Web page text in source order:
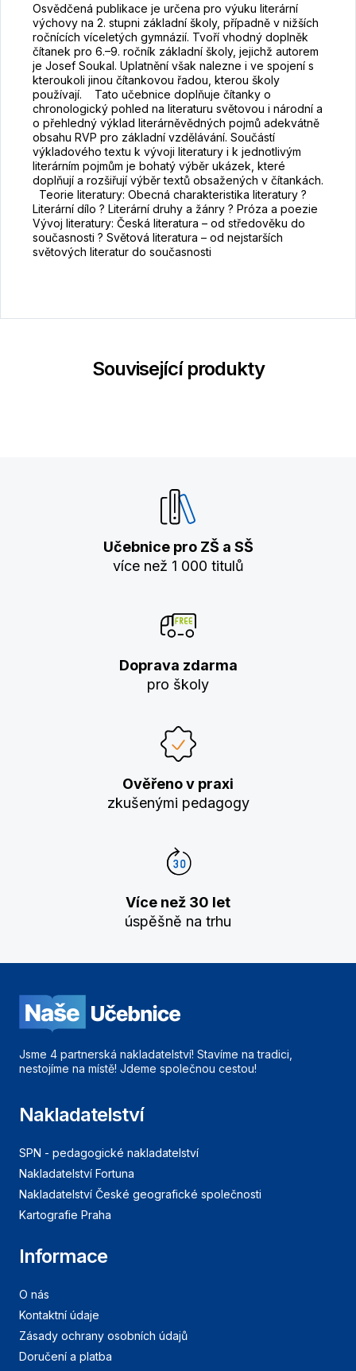
Osvědčená publikace je určena pro výuku literární
výchovy na 2. stupni základní školy, případně v nižších
ročnících víceletých gymnázií. Tvoří vhodný doplněk
čítanek pro 6.–9. ročník základní školy, jejichž autorem
je Josef Soukal. Uplatnění však nalezne i ve spojení s
kteroukoli jinou čítankovou řadou, kterou školy
používají. Tato učebnice doplňuje čítanky o
chronologický pohled na literaturu světovou i národní a
o přehledný výklad literárněvědných pojmů adekvátně
obsahu RVP pro základní vzdělávání. Součástí
výkladového textu k vývoji literatury i k jednotlivým
literárním pojmům je bohatý výběr ukázek, které
doplňují a rozšiřují výběr textů obsažených v čítankách.
Teorie literatury: Obecná charakteristika literatury ?
Literární dílo ? Literární druhy a žánry ? Próza a poezie
Vývoj literatury: Česká literatura – od středověku do
současnosti ? Světová literatura – od nejstarších
světových literatur do současnosti
Související produkty
Učebnice pro ZŠ a SŠ
více než 1 000 titulů
Doprava zdarma
pro školy
Ověřeno v praxi
zkušenými pedagogy
Více než 30 let
úspěšně na trhu
Jsme 4 partnerská nakladatelství! Stavíme na tradici,
nestojíme na místě! Jdeme společnou cestou!
Nakladatelství
SPN - pedagogické nakladatelství
Nakladatelství Fortuna
Nakladatelství České geografické společnosti
Kartografie Praha
Informace
O nás
Kontaktní údaje
Zásady ochrany osobních údajů
Doručení a platba